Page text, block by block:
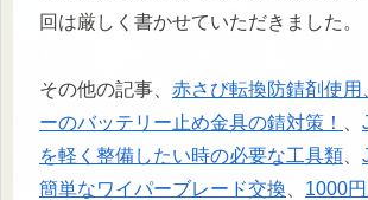
回は厳しく書かせていただきました。
その他の記事、 赤さび転換防錆剤使用
ーのバッテリー止め金具の錆対策！
を軽く整備したい時の必要な工具類
簡単なワイパーブレード交換
1000